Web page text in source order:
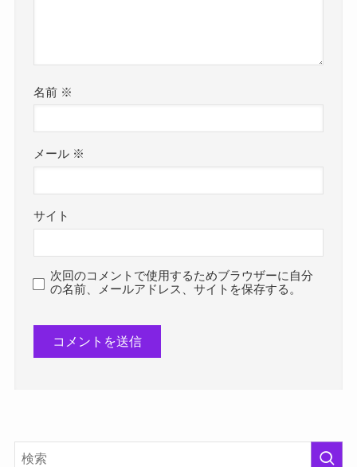
名前 ※
メール ※
サイト
次回のコメントで使用するためブラウザーに自分
の名前、メールアドレス、サイトを保存する。